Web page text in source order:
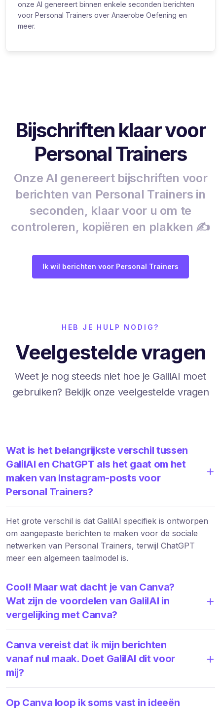
onze AI genereert binnen enkele seconden berichten
voor Personal Trainers over Anaerobe Oefening en
meer.
Bijschriften klaar voor
Personal Trainers
Onze AI genereert bijschriften voor
berichten van Personal Trainers in
seconden, klaar voor u om te
controleren, kopiëren en plakken ✍️
Ik wil berichten voor Personal Trainers
HEB JE HULP NODIG?
Veelgestelde vragen
Weet je nog steeds niet hoe je GalilAI moet
gebruiken? Bekijk onze veelgestelde vragen
Wat is het belangrijkste verschil tussen
GalilAI en ChatGPT als het gaat om het
maken van Instagram-posts voor
Personal Trainers?
Het grote verschil is dat GalilAI specifiek is ontworpen
om aangepaste berichten te maken voor de sociale
netwerken van Personal Trainers, terwijl ChatGPT
meer een algemeen taalmodel is.
Cool! Maar wat dacht je van Canva?
Wat zijn de voordelen van GalilAI in
vergelijking met Canva?
Canva vereist dat ik mijn berichten
vanaf nul maak. Doet GalilAI dit voor
mij?
Op Canva loop ik soms vast in ideeën